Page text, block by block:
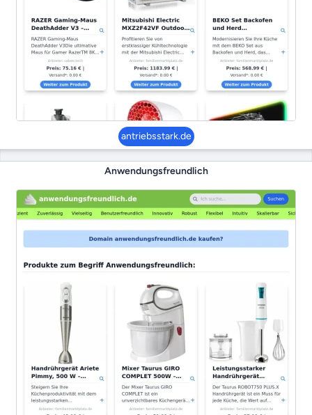
antriebsstark.de
Anwendungsfreundlich